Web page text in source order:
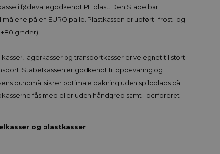
i fødevaregodkendt PE plast. Den Stabelbar
på en EURO palle. Plastkassen er udført i frost- og
grader).
lagerkasser og transportkasser er velegnet til stort
Stabelkassen er godkendt til opbevaring og
bundmål sikrer optimale pakning uden spildplads på
fås med eller uden håndgreb samt i perforeret
og plastkasser